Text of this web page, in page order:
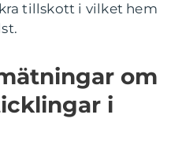
tillskott i vilket hem
om
i